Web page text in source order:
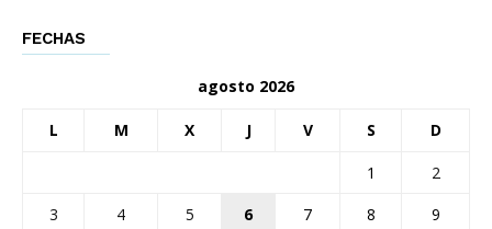
FECHAS
agosto 2026
L M X J V S D
1
2
3
4 5 6 7 8
9